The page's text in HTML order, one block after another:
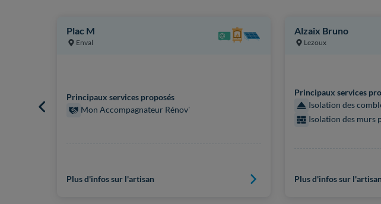
Plac M
Enval
Principaux services proposés
Mon Accompagnateur Rénov'
Plus d'infos sur l'artisan
Alzaix Bruno
Lezoux
Principaux services
Isolation des
Isolation des murs
Plus d'infos sur l'artisan